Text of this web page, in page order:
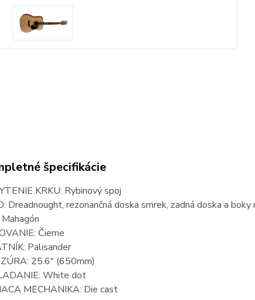
špecifikácie
KRKU: Rybinový spoj
Dreadnought, rezonančná doska smrek, zadná doska a boky
Mahagón
Čierne
Palisander
25.6" (650mm)
White dot
MECHANIKA: Die cast